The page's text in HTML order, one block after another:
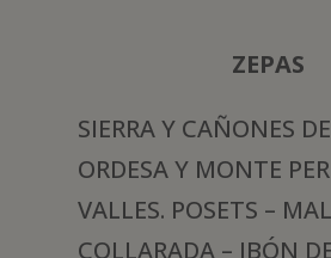
ZEPAS
SIERRA Y CAÑONES
ORDESA Y MONTE
VALLES. POSETS –
COLLARADA – IBÓN